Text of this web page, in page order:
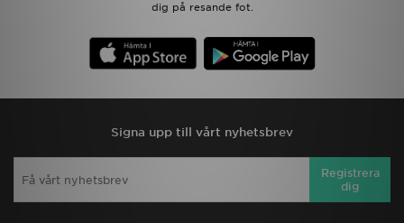
dig på resande fot.
Signa upp till vårt nyhetsbrev
Registrera
dig